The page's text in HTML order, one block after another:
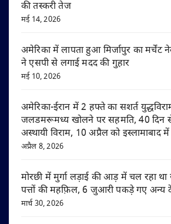
की तस्करी तेज
मई 14, 2026
अमेरिका में लापता हुआ मिर्जापुर का मर्चेंट
ने एसपी से लगाई मदद की गुहार
मई 10, 2026
अमेरिका-ईरान में 2 हफ्ते का सशर्त
जलडमरूमध्य खोलने पर सहमति, 40 दिन से
अस्थायी विराम, 10 अप्रैल को इस्लामाबाद में
अप्रैल 8, 2026
मोरछी में मुर्गा लड़ाई की आड़ में चल रहा
पत्तों की महफ़िल, 6 जुआरी पकड़े गए अन्य
मार्च 30, 2026